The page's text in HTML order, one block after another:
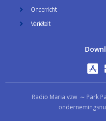
Onderricht
Variëteit
Radio Maria vzw ∼ Park